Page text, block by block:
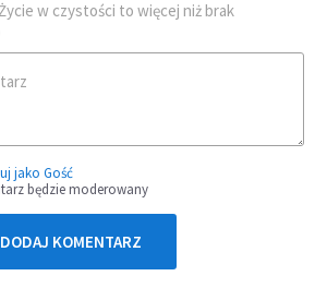
w czystości to więcej niż brak
jako Gość
będzie moderowany
DODAJ KOMENTARZ